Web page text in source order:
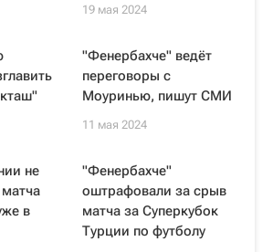
19 мая 2024
"Фенербахче" ведёт
переговоры с
Моуринью, пишут СМИ
11 мая 2024
не
в
"Фенербахче"
оштрафовали за срыв
матча за Суперкубок
Турции по футболу